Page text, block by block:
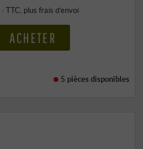
· TTC, plus frais d’envoi
ACHETER
5 pièces disponibles